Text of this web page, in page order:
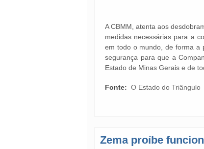
A CBMM, atenta aos
medidas necessárias para a
em todo o mundo, de forma a
segurança para que a
Estado de Minas Gerais e de
Fonte: O Estado do Triângulo
Zema proíbe